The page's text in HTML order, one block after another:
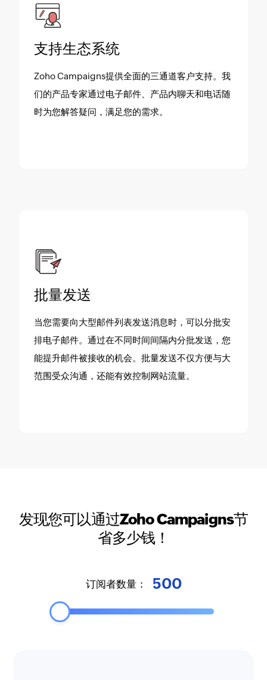
支持生态系统
Zoho Campaigns提供全面的三通道客户支持。我
们的产品专家通过电子邮件、产品内聊天和电话随
时为您解答疑问，满足您的需求。
批量发送
当您需要向大型邮件列表发送消息时，可以分批安
排电子邮件。通过在不同时间间隔内分批发送，您
能提升邮件被接收的机会。批量发送不仅方便与大
范围受众沟通，还能有效控制网站流量。
发现您可以通过Zoho Campaigns节
省多少钱！
订阅者数量： 500